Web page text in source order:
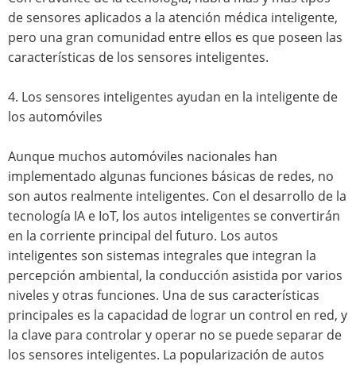
de sensores aplicados a la atención médica inteligente,
pero una gran comunidad entre ellos es que poseen las
características de los sensores inteligentes.
4. Los sensores inteligentes ayudan en la inteligente de
los automóviles
Aunque muchos automóviles nacionales han
implementado algunas funciones básicas de redes, no
son autos realmente inteligentes. Con el desarrollo de la
tecnología IA e IoT, los autos inteligentes se convertirán
en la corriente principal del futuro. Los autos
inteligentes son sistemas integrales que integran la
percepción ambiental, la conducción asistida por varios
niveles y otras funciones. Una de sus características
principales es la capacidad de lograr un control en red, y
la clave para controlar y operar no se puede separar de
los sensores inteligentes. La popularización de autos